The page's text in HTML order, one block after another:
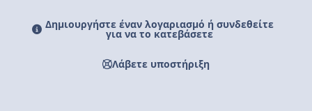
Δημιουργήστε έναν λογαριασμό ή συνδεθείτε
για να το κατεβάσετε
Λάβετε υποστήριξη